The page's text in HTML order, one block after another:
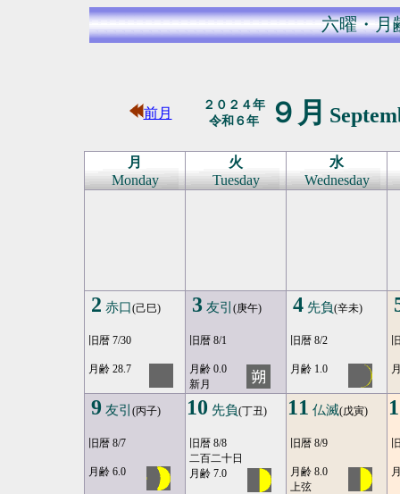
六曜・月
前月
２０２４年
令和６年
９月
月
Monday
火
Tuesday
水
Wednesday
2 赤口(己巳)
旧暦 7/30
月齢 28.7
3 友引 (庚午)
旧暦 8/1
月齢 0.0
新月
4 先負(辛未)
旧暦 8/2
月齢 1.0
9 友引 (丙子)
旧暦 8/7
月齢 6.0
10 先負(丁丑)
旧暦 8/8
二百二十日
月齢 7.0
11 仏滅(戊寅)
旧暦 8/9
月齢 8.0
上弦